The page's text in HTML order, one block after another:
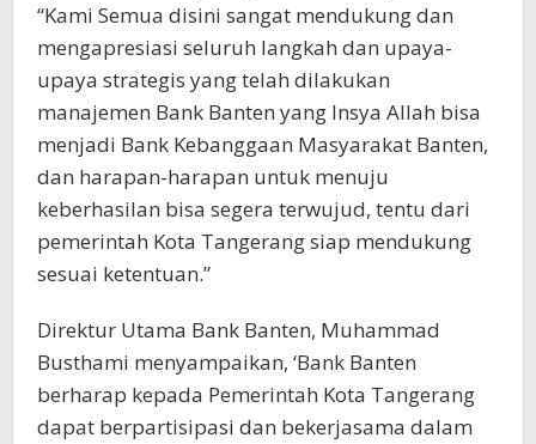
“Kami Semua disini sangat mendukung dan
mengapresiasi seluruh langkah dan upaya-
upaya strategis yang telah dilakukan
manajemen Bank Banten yang Insya Allah bisa
menjadi Bank Kebanggaan Masyarakat Banten,
dan harapan-harapan untuk menuju
keberhasilan bisa segera terwujud, tentu dari
pemerintah Kota Tangerang siap mendukung
sesuai ketentuan.”
Direktur Utama Bank Banten, Muhammad
Busthami menyampaikan, ‘Bank Banten
berharap kepada Pemerintah Kota Tangerang
dapat berpartisipasi dan bekerjasama dalam